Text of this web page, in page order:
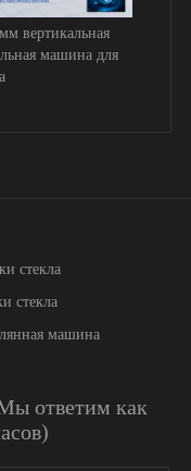
вертикальная
машина для
стекла
стекла
машина
ответим как